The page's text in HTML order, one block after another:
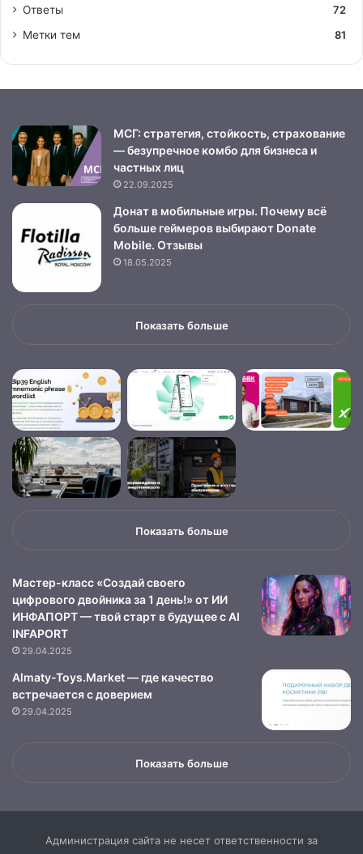
Ответы
72
Метки тем
81
МСГ: стратегия, стойкость, страхование
— безупречное комбо для бизнеса и
частных лиц
22.09.2025
Донат в мобильные игры. Почему всё
больше геймеров выбирают Donate
Mobile. Отзывы
18.05.2025
Показать больше
Показать больше
Мастер-класс «Создай своего
цифрового двойника за 1 день!» от ИИ
ИНФАПОРТ — твой старт в будущее с AI
INFAPORT
29.04.2025
Almaty-Toys.Market — где качество
встречается с доверием
29.04.2025
Показать больше
Администрация сайта не несет ответственности за